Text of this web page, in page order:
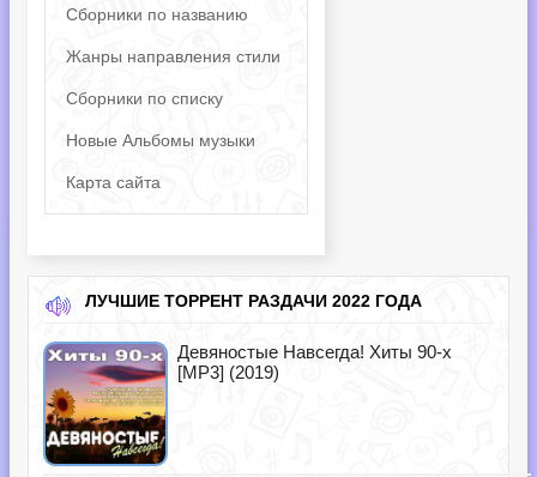
Сборники по названию
Жанры направления стили
Сборники по списку
Новые Альбомы музыки
Карта сайта
ЛУЧШИЕ ТОРРЕНТ РАЗДАЧИ 2022 ГОДА
Девяностые Навсегда! Хиты 90-х
[MP3] (2019)